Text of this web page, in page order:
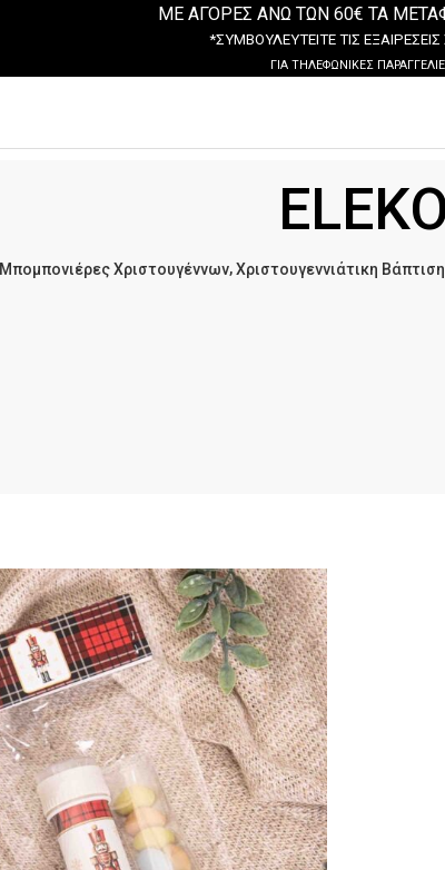
ΜΕ ΑΓΟΡΕΣ ΑΝΩ ΤΩΝ 60€ ΤΑ
*ΣΥΜΒΟΥΛΕΥΤΕΙΤΕ ΤΙΣ
ΓΙΑ ΤΗΛΕΦΩΝΙΚΕΣ
Μπομπονιέρες Χριστουγέννων,Χριστουγεννιάτικη Βάπτιση